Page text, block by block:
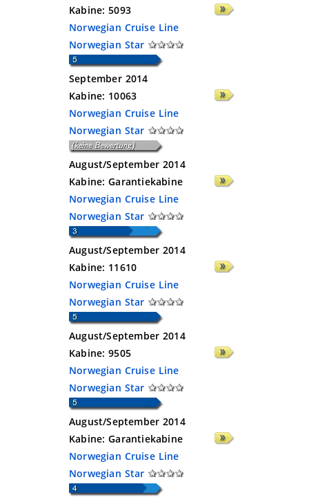
Kabine:5093
Norwegian Cruise Line
Norwegian Star
September 2014
Kabine: 10063
Norwegian Cruise Line
Norwegian Star
August/September 2014
Kabine:Garantiekabine
Norwegian Cruise Line
Norwegian Star
August/September 2014
Kabine: 11610
Norwegian Cruise Line
Norwegian Star
August/September 2014
Kabine:9505
Norwegian Cruise Line
Norwegian Star
August/September 2014
Kabine:Garantiekabine
Norwegian Cruise Line
Norwegian Star